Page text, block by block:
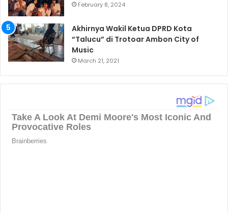
February 8, 2024
Akhirnya Wakil Ketua DPRD Kota
“Talucu” di Trotoar Ambon City of
Music
March 21, 2021